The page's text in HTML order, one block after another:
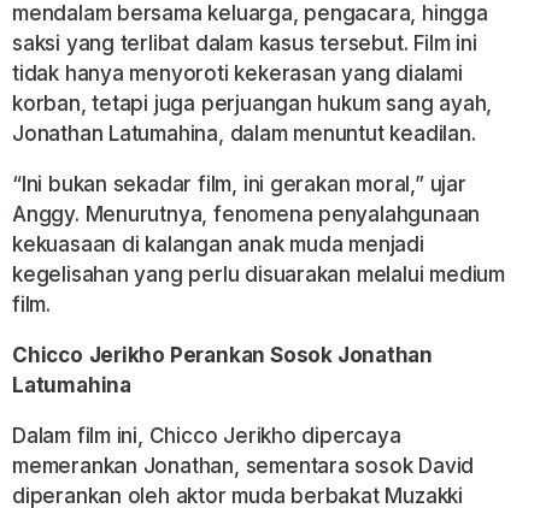
mendalam bersama keluarga, pengacara, hingga
saksi yang terlibat dalam kasus tersebut. Film ini
tidak hanya menyoroti kekerasan yang dialami
korban, tetapi juga perjuangan hukum sang ayah,
Jonathan Latumahina, dalam menuntut keadilan.
“Ini bukan sekadar film, ini gerakan moral,” ujar
Anggy. Menurutnya, fenomena penyalahgunaan
kekuasaan di kalangan anak muda menjadi
kegelisahan yang perlu disuarakan melalui medium
film.
Chicco Jerikho Perankan Sosok Jonathan
Latumahina
Dalam film ini, Chicco Jerikho dipercaya
memerankan Jonathan, sementara sosok David
diperankan oleh aktor muda berbakat Muzakki